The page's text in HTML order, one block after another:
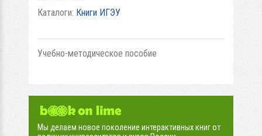
Каталоги: Книги ИГЭУ
Учебно-методическое пособие
Мы делаем новое поколение интерактивных книг от